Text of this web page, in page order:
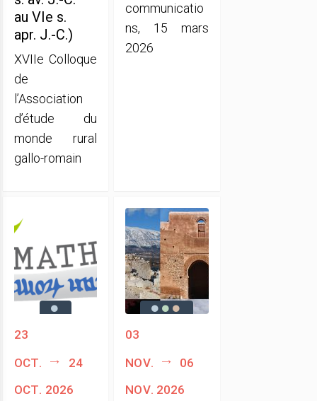
au VIe s.
apr. J.-C.)
XVIIe Colloque
de
l’Association
d’étude du
monde rural
gallo-romain
communicatio
ns, 15 mars
2026
23
oct.
24
oct. 2026
03
nov.
06
nov. 2026